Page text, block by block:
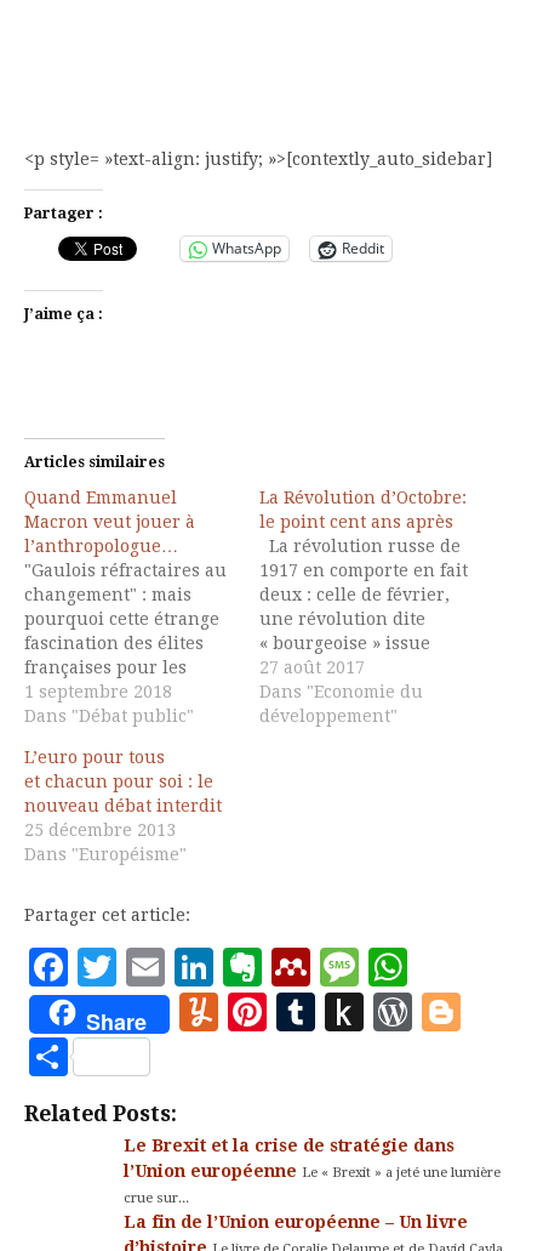
<p style= »text-align: justify; »>[contextly_auto_sidebar]
Partager :
WhatsApp Reddit
J’aime ça :
Articles similaires
Quand Emmanuel
Macron veut jouer à
l’anthropologue…
"Gaulois réfractaires au
changement" : mais
pourquoi cette étrange
fascination des élites
françaises pour les
"modèles" nordiques ?
Au cours de son séjour
propos d'Emmanuel
Macron sur les Français
ne sont pas passés
inaperçus. Le chef de
l'Etat a évoqué un trait
peuple…
1 septembre 2018
Dans "Débat public"
La Révolution d’Octobre:
le point cent ans après
La révolution russe de
1917 en comporte en fait
deux : celle de février,
une révolution dite
« bourgeoise » issue
d’un mouvement
populaire contre
l’autocratie et son
27 août 2017
Dans "Economie du
développement"
L’euro pour tous
et chacun pour soi : le
nouveau débat interdit
25 décembre 2013
Dans "Européisme"
Partager cet article:
Facebook
Twitter
EmailLinkedIn
Evernote
Mendeley
Message
Share Yummly
Pinterest
Tumblr
Push
Partager
Related Posts:
Le Brexit et la crise de stratégie dans
l’Union européenne Le « Brexit » a jeté une lumière
crue sur...
La fin de l’Union européenne – Un livre